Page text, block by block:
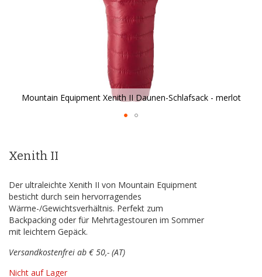
Mountain Equipment Xenith II Daunen-Schlafsack - merlot
der
Xenith II
Der ultraleichte Xenith II von Mountain Equipment
besticht durch sein hervorragendes
Wärme-/Gewichtsverhältnis. Perfekt zum
Backpacking oder für Mehrtagestouren im Sommer
mit leichtem Gepäck.
Versandkostenfrei ab € 50,- (AT)
Nicht auf Lager